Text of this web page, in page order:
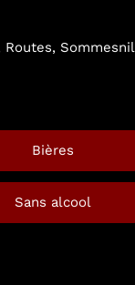
Bières
Sans alcool